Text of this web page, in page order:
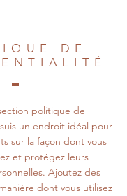
DE
politique de
un endroit idéal pour
sur la façon dont vous
et protégez leurs
Ajoutez des
dont vous utilisez